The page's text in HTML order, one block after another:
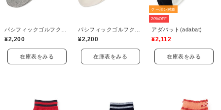
¥2,200
在庫表をみる
¥2,200
在庫表をみる
クーポン対象
20%OFF
アダバット(adabat)
¥2,112
在庫表をみる